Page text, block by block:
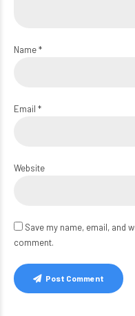
Name *
Email *
Website
Save my name, email, and
comment.
Post Comment